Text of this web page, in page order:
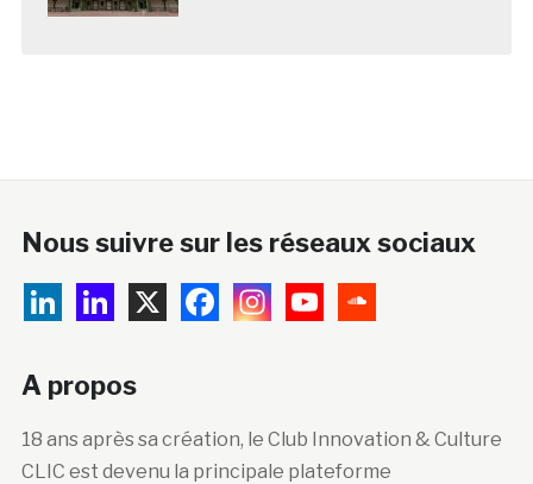
Nous suivre sur les réseaux sociaux
A propos
18 ans après sa création, le Club Innovation & Culture
CLIC est devenu la principale plateforme